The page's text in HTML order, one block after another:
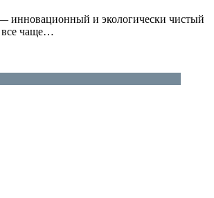
инновационный и экологически чистый
все чаще…